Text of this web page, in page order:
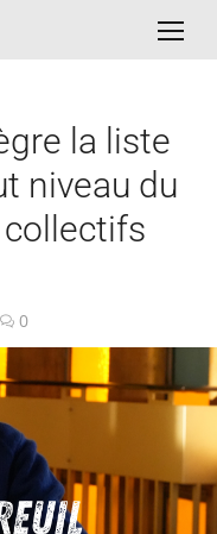
la liste
niveau du
0